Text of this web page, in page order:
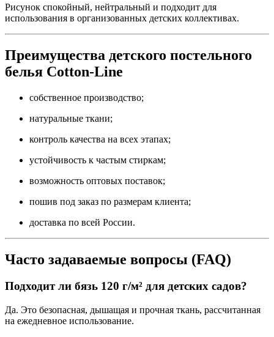
Рисунок спокойный, нейтральный и подходит для
использования в организованных детских коллективах.
Преимущества детского постельного
белья Cotton-Line
собственное производство;
натуральные ткани;
контроль качества на всех этапах;
устойчивость к частым стиркам;
возможность оптовых поставок;
пошив под заказ по размерам клиента;
доставка по всей России.
Часто задаваемые вопросы (FAQ)
Подходит ли бязь 120 г/м² для детских садов?
Да. Это безопасная, дышащая и прочная ткань, рассчитанная
на ежедневное использование.